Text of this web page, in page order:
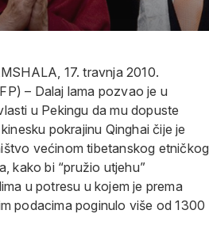
17. travnja 2010.
– Dalaj lama pozvao je u
u Pekingu da mu dopuste
pokrajinu Qinghai čije je
većinom tibetanskog etničkog
kako bi “pružio utjehu”
u potresu u kojem je prema
podacima poginulo više od 1300